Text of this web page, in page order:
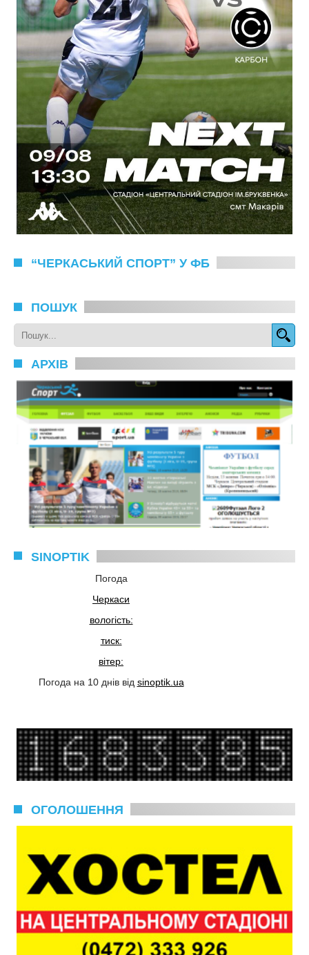
“ЧЕРКАСЬКИЙ СПОРТ” У ФБ
ПОШУК
АРХІВ
SINOPTIK
Погода
Черкаси
вологість:
тиск:
вітер:
Погода на 10 днів від sinoptik.ua
ОГОЛОШЕННЯ